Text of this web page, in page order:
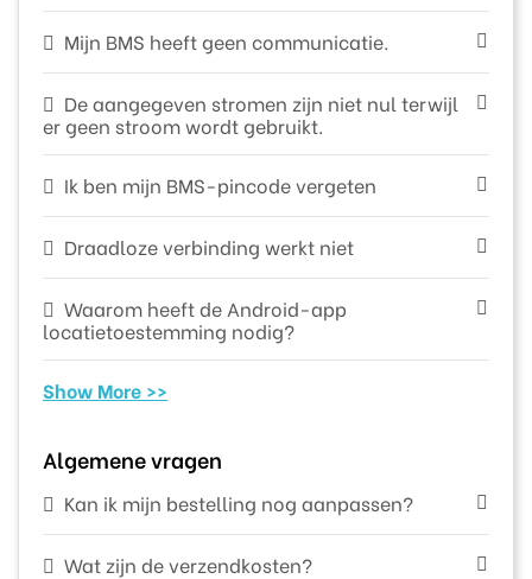
Mijn BMS heeft geen communicatie.
De aangegeven stromen zijn niet nul terwijl
er geen stroom wordt gebruikt.
Ik ben mijn BMS-pincode vergeten
Draadloze verbinding werkt niet
Waarom heeft de Android-app
locatietoestemming nodig?
Show More >>
Algemene vragen
Kan ik mijn bestelling nog aanpassen?
Wat zijn de verzendkosten?